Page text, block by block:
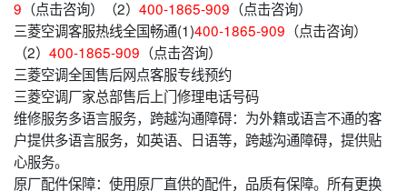
9 （点击咨询）（2） 400-1865-909 （点击咨询）
三菱空调客服热线全国畅通(1)400-1865-909 （点击咨询）
（2） 400-1865-909 （点击咨询）
三菱空调全国售后网点客服专线预约
三菱空调厂家总部售后上门修理电话号码
维修服务多语言服务，跨越沟通障碍：为外籍或语言不通的客
户提供多语言服务，如英语、日语等，跨越沟通障碍，提供贴
心服务。
原厂配件保障：使用原厂直供的配件，品质有保障。所有更换